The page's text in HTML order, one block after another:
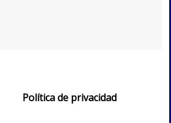
Política de privacidad